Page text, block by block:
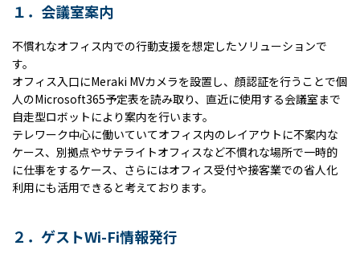
１．会議室案内
不慣れなオフィス内での行動支援を想定したソリューションで
す。
オフィス入口にMeraki MVカメラを設置し、顔認証を行うことで個
人のMicrosoft365予定表を読み取り、直近に使用する会議室まで
自走型ロボットにより案内を行います。
テレワーク中心に働いていてオフィス内のレイアウトに不案内な
ケース、別拠点やサテライトオフィスなど不慣れな場所で一時的
に仕事をするケース、さらにはオフィス受付や接客業での省人化
利用にも活用できると考えております。
２．ゲストWi-Fi情報発行